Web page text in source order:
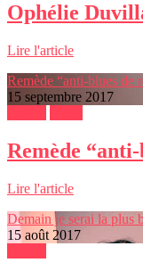
Ophélie
Lire l'article
Remède “anti-blues de
15 septembre 2017
Remède
Lire l'article
Demain je serai la plus
15 août 2017